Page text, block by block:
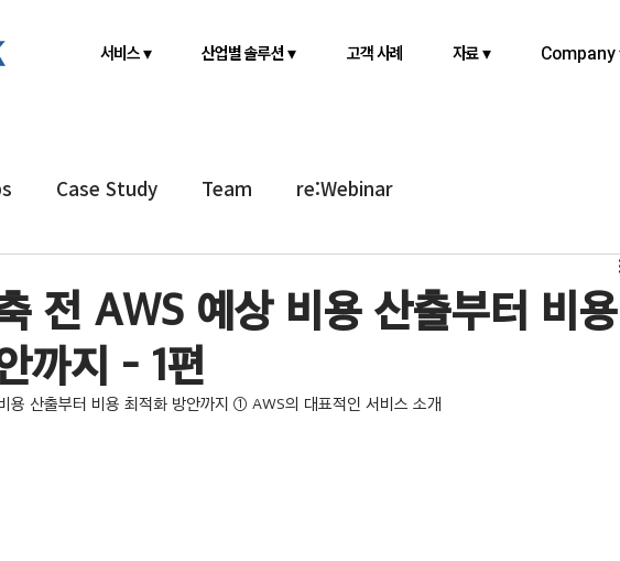
서비스 ▾ 산업별 솔루션 ▾ 고객 사례 자료 ▾ Company
Case Study Team re:Webinar
전 AWS 예상 비용 산출부터 비용
까지 - 1편
용 산출부터 비용 최적화 방안까지 ① AWS의 대표적인 서비스 소개